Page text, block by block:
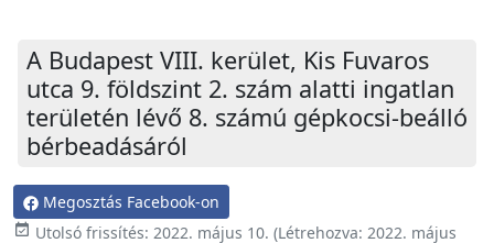
A Budapest VIII. kerület, Kis Fuvaros
utca 9. földszint 2. szám alatti ingatlan
területén lévő 8. számú gépkocsi-beálló
bérbeadásáról
Megosztás Facebook-on
event_available Utolsó frissítés: 2022. május 10. (Létrehozva: 2022. május